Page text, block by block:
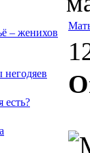
– женихов
есть?